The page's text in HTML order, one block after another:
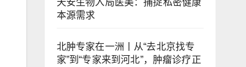
天安生物入局医美：捕捉私密健康
本源需求
北肿专家在一洲丨从“去北京找专
家”到“专家来到河北”，肿瘤诊疗正